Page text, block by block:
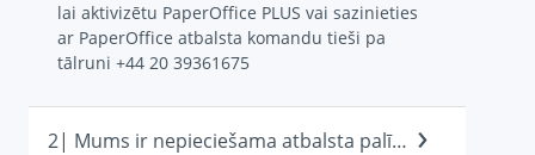
lai aktivizētu PaperOffice PLUS vai sazinieties
ar PaperOffice atbalsta komandu tieši pa
tālruni +44 20 39361675
2| Mums ir nepieciešama atbalsta palīdzība ne PaperOffice produktiem